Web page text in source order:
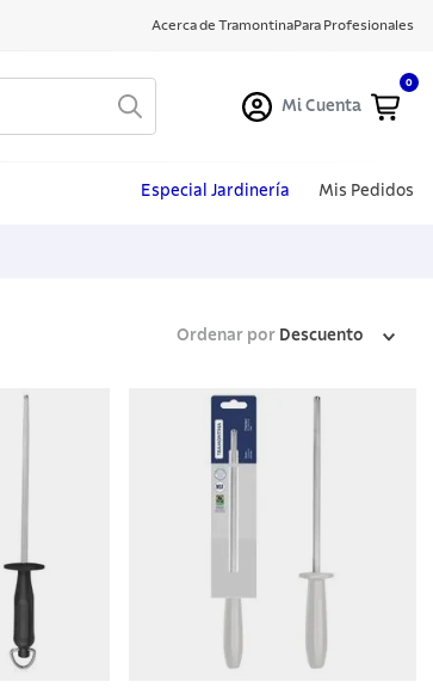
Acerca de TramontinaPara Profesionales
Mi Cuenta
0
Especial Jardinería Mis Pedidos
Ordenar por Descuento